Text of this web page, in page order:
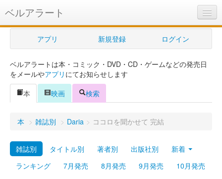
ベルアラート
ベルアラートとは
ヘルプ
新規登録
ログイン
Myシェルフ
プレミアム
アプリ 新規登録 ログイン
ベルアラートは本・コミック・DVD・CD・ゲームなどの発売日
をメールやアプリ にてお知らせします
本
映画 検索
本 > 雑誌別 > Daria > ココロを聞かせて 完結
雑誌別 タイトル別 著者別 出版社別
新着
ランキング
7月発売 8月発売 9月発売 10月発売